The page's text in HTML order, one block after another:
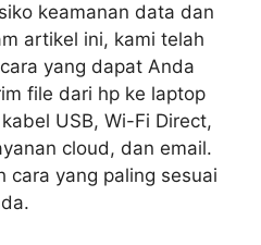
keamanan data dan
artikel ini, kami telah
yang dapat Anda
file dari hp ke laptop
USB, Wi-Fi Direct,
cloud, dan email.
cara yang paling sesuai